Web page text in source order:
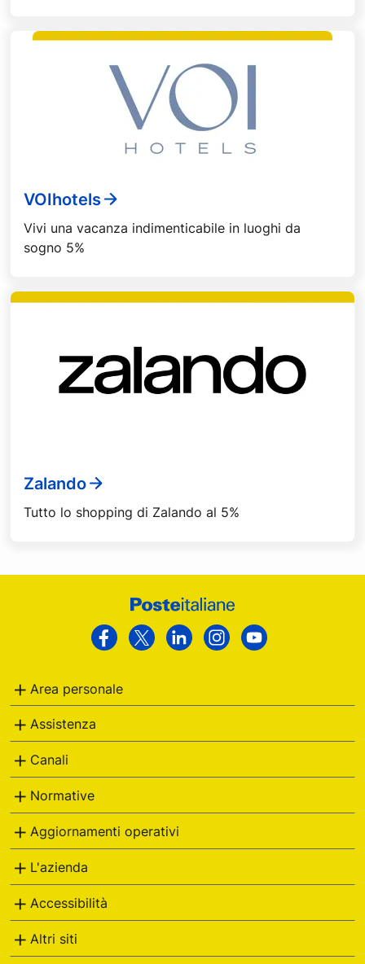
VOIhotels
Vivi una vacanza indimenticabile in luoghi da
sogno 5%
Zalando
Tutto lo shopping di Zalando al 5%
Facebook
Twitter LinkedinInstagram
Area personale
Assistenza
Canali
Normative
Aggiornamenti operativi
L'azienda
Accessibilità
Altri siti